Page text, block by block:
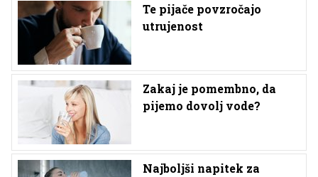
Te pijače povzročajo
utrujenost
Zakaj je pomembno, da
pijemo dovolj vode?
Najboljši napitek za